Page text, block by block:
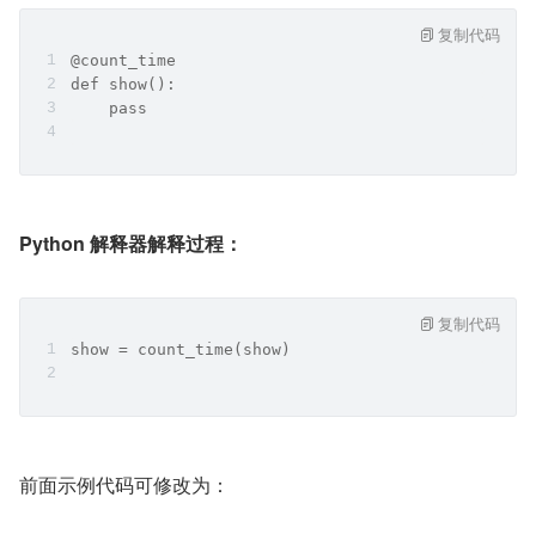
@count_time
def show():
    pass
复制代码
Python 解释器解释过程：
show = count_time(show)
复制代码
前面示例代码可修改为：